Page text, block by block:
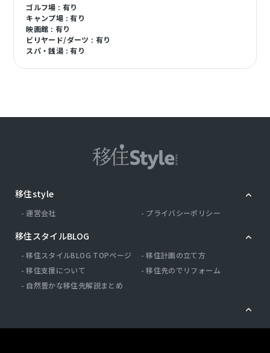
ゴルフ場 : 有り
キャンプ場 : 有り
映画館 : 有り
ビリヤード/ダーツ : 有り
スパ・銭湯 : 有り
移住style
運営会社 プライバシーポリシー
移住スタイルBLOG
移住スタイルBLOG TOPページ
移住計画の立て方
移住支援について
移住先のでリフォーム
自然豊かな移住先解説まとめ